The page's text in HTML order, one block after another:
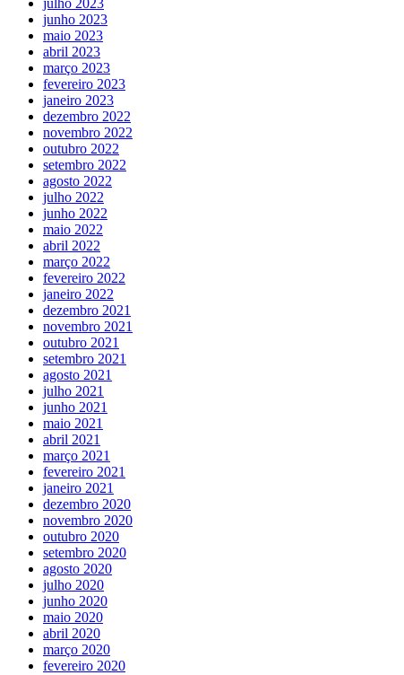
julho 2023
junho 2023
maio 2023
abril 2023
março 2023
fevereiro 2023
janeiro 2023
dezembro 2022
novembro 2022
outubro 2022
setembro 2022
agosto 2022
julho 2022
junho 2022
maio 2022
abril 2022
março 2022
fevereiro 2022
janeiro 2022
dezembro 2021
novembro 2021
outubro 2021
setembro 2021
agosto 2021
julho 2021
junho 2021
maio 2021
abril 2021
março 2021
fevereiro 2021
janeiro 2021
dezembro 2020
novembro 2020
outubro 2020
setembro 2020
agosto 2020
julho 2020
junho 2020
maio 2020
abril 2020
março 2020
fevereiro 2020